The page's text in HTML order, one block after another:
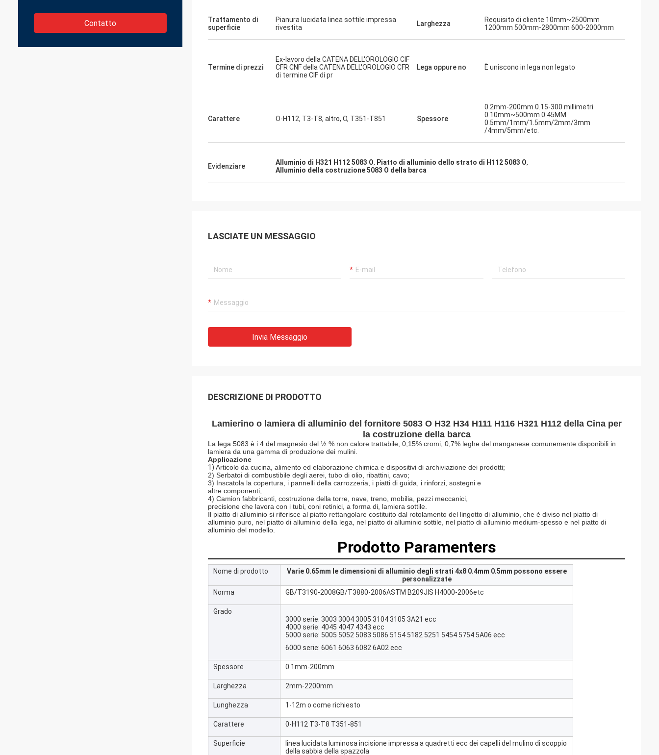
Contatto
Trattamento di
superficie
Pianura lucidata linea sottile impressa
rivestita
Larghezza
Requisito di cliente 10mm~2500mm
1200mm 500mm-2800mm 600-2000mm
Termine di prezzi
Ex-lavoro della CATENA DELL'OROLOGIO CIF
CFR CNF della CATENA DELL'OROLOGIO CFR
di termine CIF di pr
Lega oppure no È uniscono in lega non legato
Carattere O-H112, T3-T8, altro, O, T351-T851 Spessore
0.2mm-200mm 0.15-300 millimetri
0.10mm~500mm 0.45MM
0.5mm/1mm/1.5mm/2mm/3mm
/4mm/5mm/etc.
Evidenziare Alluminio di H321 H112 5083 O, Piatto di alluminio dello strato di H112 5083 O,
Alluminio della costruzione 5083 O della barca
LASCIATE UN MESSAGGIO
Invia Messaggio
DESCRIZIONE DI PRODOTTO
Lamierino o lamiera di alluminio del fornitore 5083 O H32 H34 H111 H116 H321 H112 della Cina per
la costruzione della barca
La lega 5083 è i 4 del magnesio del ½ % non calore trattabile, 0,15% cromi, 0,7% leghe del manganese comunemente disponibili in
lamiera da una gamma di produzione dei mulini.
Applicazione
1) Articolo da cucina, alimento ed elaborazione chimica e dispositivi di archiviazione dei prodotti;
2) Serbatoi di combustibile degli aerei, tubo di olio, ribattini, cavo;
3) Inscatola la copertura, i pannelli della carrozzeria, i piatti di guida, i rinforzi, sostegni e
altre componenti;
4) Camion fabbricanti, costruzione della torre, nave, treno, mobilia, pezzi meccanici,
precisione che lavora con i tubi, coni retinici, a forma di, lamiera sottile.
Il piatto di alluminio si riferisce al piatto rettangolare costituito dal rotolamento del lingotto di alluminio, che è diviso nel piatto di
alluminio puro, nel piatto di alluminio della lega, nel piatto di alluminio sottile, nel piatto di alluminio medium-spesso e nel piatto di
alluminio del modello.
Prodotto Paramenters
Nome di prodotto
Varie 0.65mm le dimensioni di alluminio degli strati 4x8 0.4mm 0.5mm possono essere
personalizzate
Norma
GB/T3190-2008GB/T3880-2006ASTM B209JIS H4000-2006etc
Grado
3000 serie: 3003 3004 3005 3104 3105 3A21 ecc
4000 serie: 4045 4047 4343 ecc
5000 serie: 5005 5052 5083 5086 5154 5182 5251 5454 5754 5A06 ecc
6000 serie: 6061 6063 6082 6A02 ecc
Spessore 0.1mm-200mm
Larghezza 2mm-2200mm
Lunghezza 1-12m o come richiesto
Carattere 0-H112 T3-T8 T351-851
Superficie
linea lucidata luminosa incisione impressa a quadretti ecc dei capelli del mulino di scoppio
della sabbia della spazzola